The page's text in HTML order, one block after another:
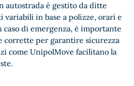
autostrada è gestito da ditte
variabili in base a polizze, orari e
di emergenza, è importante
corrette per garantire sicurezza
come UnipolMove facilitano la